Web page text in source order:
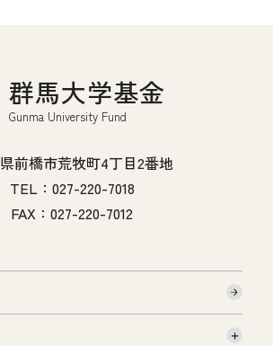
群馬大学基金
Gunma University Fund
前橋市荒牧町4丁目2番地
TEL：027-220-7018
FAX：027-220-7012